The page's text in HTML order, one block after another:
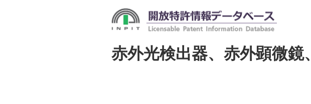
赤外光検出器、赤外顕微